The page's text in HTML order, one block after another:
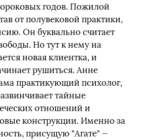
годов. Пожилой
от полувековой практики,
Он буквально считает
Но тут к нему на
новая клиентка, и
рушиться. Анне
практикующий психолог,
тайные
отношений и
конструкции. Именно за
присущую "Агате" —